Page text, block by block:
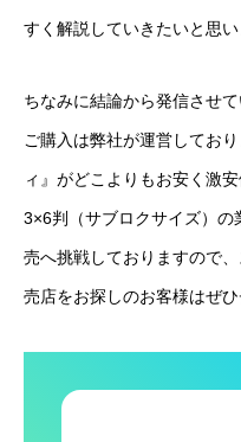
すく解説していきたいと思い
ちなみに結論から発信させ
ご購入は弊社が運営してお
ィ』がどこよりもお安く激
3×6判（サブロクサイズ）の
売へ挑戦しておりますので
売店をお探しのお客様はぜ